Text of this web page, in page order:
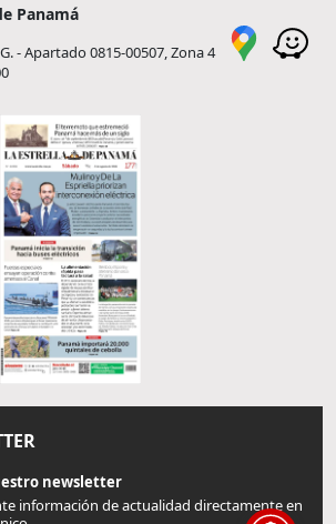
Panamá
- Apartado 0815-00507, Zona 4
newsletter
información de actualidad directamente en